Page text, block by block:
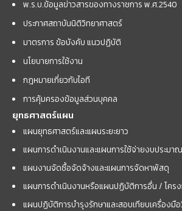
พ.ร.บ.ข้อมูลข่าวสารของทางราชการ พ.ศ.2540
ประกาศสถาบันนิติวิทยาศาสตร์
มาตรการ ข้อบังคับ แนวปฏิบัติ
นโยบายการใช้งาน
กฎหมายเกี่ยวกับไอที
การคุ้มครองข้อมูลส่วนบุคคล
ยุทธศาสตร์แผน
แผนยุทธศาสตร์และแผนระยะยาว
แผนการดำเนินงานและแผนการใช้จ่ายงบประมาณ
แผนงานจัดซื้อจัดจ้างและแผนการจัดหาพัสดุ
แผนการดำเนินงานหรือแผนปฏิบัติการอื่น / โคร
แผนปฏิบัติการบำรุงรักษาและสอบเทียบเครื่องมื